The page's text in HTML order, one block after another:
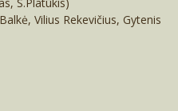
Vilius Rekevičius, Gytenis